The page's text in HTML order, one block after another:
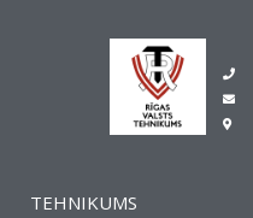
TEHNIKUMS